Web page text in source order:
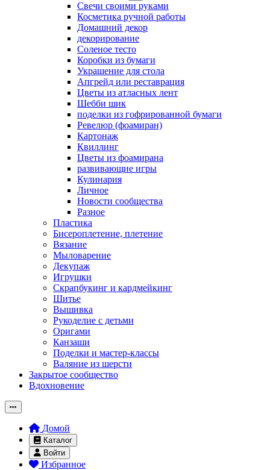
Свечи своими руками
Косметика ручной работы
Домашний декор
декорирование
Соленое тесто
Коробки из бумаги
Украшение для стола
Апгрейд или реставрация
Цветы из атласных лент
Шебби шик
поделки из гофрированной бумаги
Ревелюр (фоамиран)
Картонаж
Квиллинг
Цветы из фоамирана
развивающие игры
Кулинария
Личное
Новости сообщества
Разное
Пластика
Бисероплетение, плетение
Вязание
Мыловарение
Декупаж
Игрушки
Скрапбукинг и кардмейкинг
Шитье
Вышивка
Рукоделие с детьми
Оригами
Канзаши
Поделки и мастер-классы
Валяние из шерсти
Закрытое сообщество
Вдохновение
Домой
Каталог
Войти
Избранное